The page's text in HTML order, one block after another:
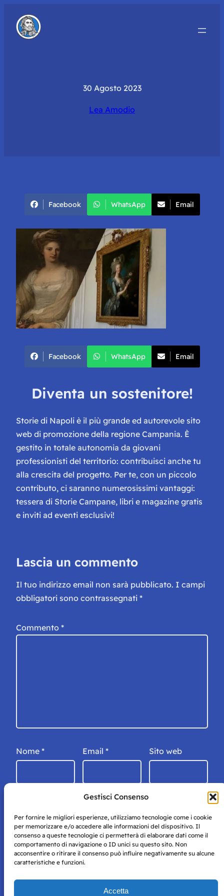
Gestisci Consenso
Per fornire le migliori esperienze, utilizziamo tecnologie come i cookie
per memorizzare e/o accedere alle informazioni del dispositivo. Il
consenso a queste tecnologie ci permetterà di elaborare dati come il
comportamento di navigazione o ID unici su questo sito. Non
acconsentire o ritirare il consenso può influire negativamente su alcune
caratteristiche e funzioni.
Accetta
30 Agosto 2023
Lea Amodio
Facebook WhatsApp Email
Facebook WhatsApp Email
Diventa un sostenitore!
Storie di Napoli è il più grande ed autorevole sito
web di promozione della regione Campania. È
gestito in totale autonomia da giovani
professionisti del territorio: contribuisci anche tu
alla crescita del progetto. Per te, con un piccolo
contributo, ci saranno numerosissimi vantaggi:
tessera di Storie Campane, libri e magazine gratis
e inviti ad eventi esclusivi!
Lascia un commento
Il tuo indirizzo email non sarà pubblicato. I campi
obbligatori sono contrassegnati *
Commento *
Nome * Email * Sito web
Storie di Napoli è una testata registrata presso il tribunale di